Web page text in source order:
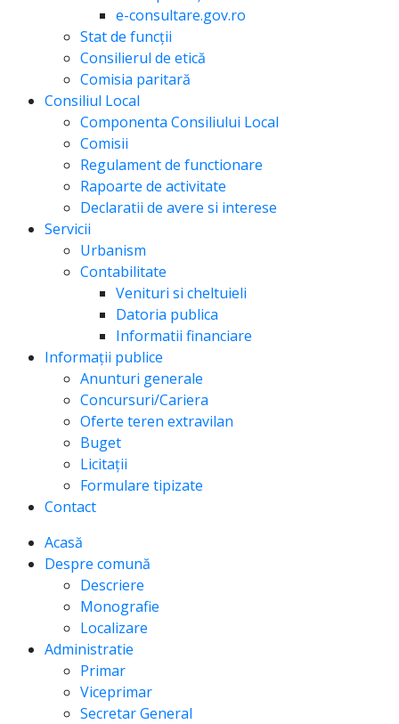
e-consultare.gov.ro
Stat de funcții
Consilierul de etică
Comisia paritară
Consiliul Local
Componenta Consiliului Local
Comisii
Regulament de functionare
Rapoarte de activitate
Declaratii de avere si interese
Servicii
Urbanism
Contabilitate
Venituri si cheltuieli
Datoria publica
Informatii financiare
Informații publice
Anunturi generale
Concursuri/Cariera
Oferte teren extravilan
Buget
Licitații
Formulare tipizate
Contact
Acasă
Despre comună
Descriere
Monografie
Localizare
Administratie
Primar
Viceprimar
Secretar General